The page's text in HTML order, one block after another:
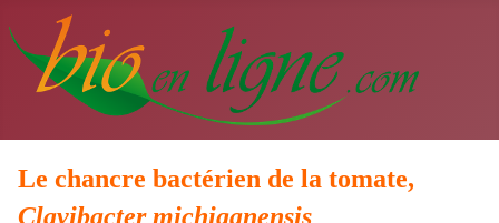
Le chancre bactérien de la tomate,
Clavibacter michiganensis